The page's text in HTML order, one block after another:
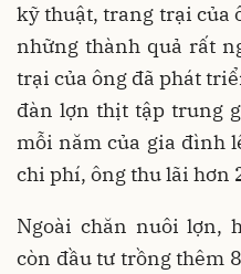
kỹ thuật, trang trại của
những thành quả rất
trại của ông đã phát
đàn lợn thịt tập trung
mỗi năm của gia đình
chi phí, ông thu lãi hơn
Ngoài chăn nuôi lợn,
còn đầu tư trồng thêm